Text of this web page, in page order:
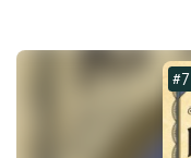
#7